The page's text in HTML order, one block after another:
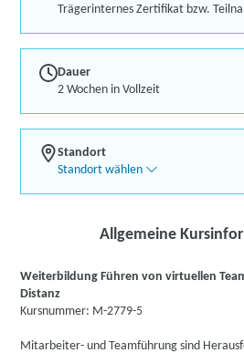
Trägerinternes Zertifikat bzw.
Dauer
2 Wochen in Vollzeit
Standort
Standort wählen
Allgemeine
Weiterbildung Führen von virtuellen
Distanz
Kursnummer: M-2779-5
Mitarbeiter- und Teamführung sind